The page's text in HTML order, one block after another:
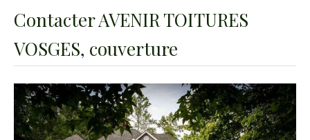
Contacter AVENIR TOITURES
VOSGES, couverture